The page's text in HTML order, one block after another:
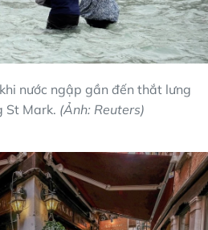
nước ngập gần đến thắt lưng
St Mark. (Ảnh: Reuters)